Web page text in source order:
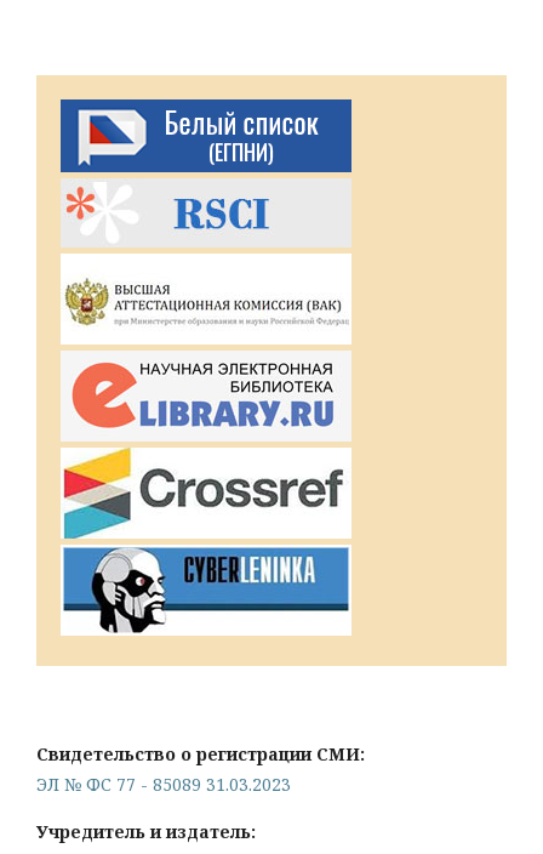
Свидетельство о регистрации СМИ:
ЭЛ № ФС 77 - 85089 31.03.2023
Учредитель и издатель: